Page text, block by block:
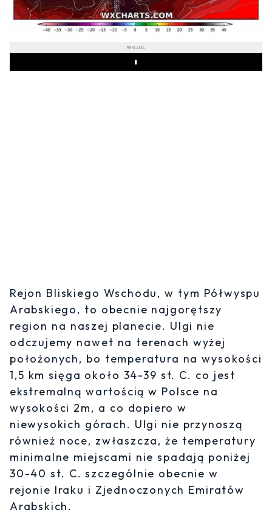
REKLAMA
Play
Rejon Bliskiego Wschodu, w tym Półwyspu
Arabskiego, to obecnie najgorętszy
region na naszej planecie. Ulgi nie
odczujemy nawet na terenach wyżej
położonych, bo temperatura na wysokości
1,5 km sięga około 34-39 st. C. co jest
ekstremalną wartością w Polsce na
wysokości 2m, a co dopiero w
niewysokich górach. Ulgi nie przynoszą
również noce, zwłaszcza, że temperatury
minimalne miejscami nie spadają poniżej
30-40 st. C. szczególnie obecnie w
rejonie Iraku i Zjednoczonych Emiratów
Arabskich.